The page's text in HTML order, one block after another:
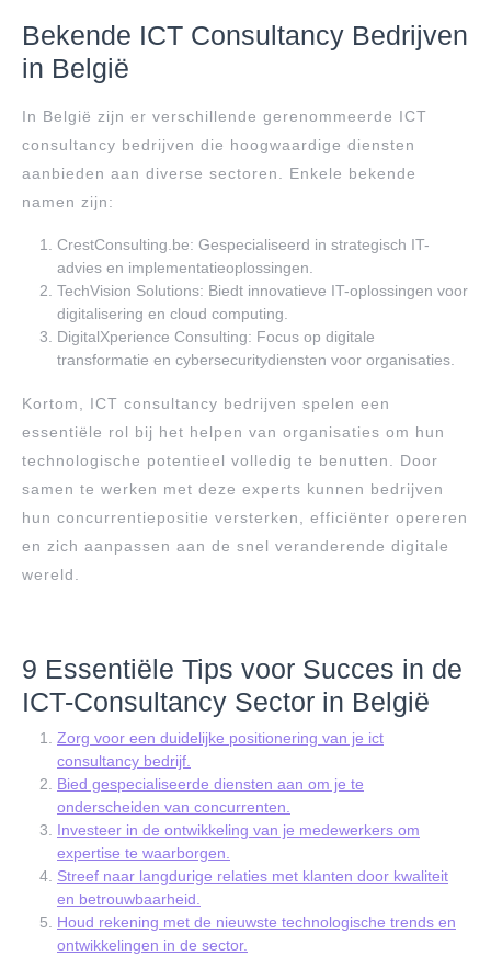
Bekende ICT Consultancy Bedrijven
in België
In België zijn er verschillende gerenommeerde ICT
consultancy bedrijven die hoogwaardige diensten
aanbieden aan diverse sectoren. Enkele bekende
namen zijn:
CrestConsulting.be: Gespecialiseerd in strategisch IT-
advies en implementatieoplossingen.
TechVision Solutions: Biedt innovatieve IT-oplossingen voor
digitalisering en cloud computing.
DigitalXperience Consulting: Focus op digitale
transformatie en cybersecuritydiensten voor organisaties.
Kortom, ICT consultancy bedrijven spelen een
essentiële rol bij het helpen van organisaties om hun
technologische potentieel volledig te benutten. Door
samen te werken met deze experts kunnen bedrijven
hun concurrentiepositie versterken, efficiënter opereren
en zich aanpassen aan de snel veranderende digitale
wereld.
9 Essentiële Tips voor Succes in de
ICT-Consultancy Sector in België
Zorg voor een duidelijke positionering van je ict
consultancy bedrijf.
Bied gespecialiseerde diensten aan om je te
onderscheiden van concurrenten.
Investeer in de ontwikkeling van je medewerkers om
expertise te waarborgen.
Streef naar langdurige relaties met klanten door kwaliteit
en betrouwbaarheid.
Houd rekening met de nieuwste technologische trends en
ontwikkelingen in de sector.